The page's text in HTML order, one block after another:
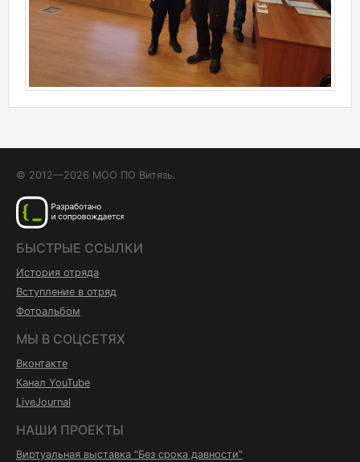
© 2012—2026 МОО ПО Витязь.
БЫСТРЫЕ ССЫЛКИ
История отряда
Вступление в отряд
Фотоальбом
МЫ В СОЦСЕТЯХ
Вконтакте
Канал YouTube
LiveJournal
НАШИ ПРОЕКТЫ
Виртуальная выставка "Без срока давности"